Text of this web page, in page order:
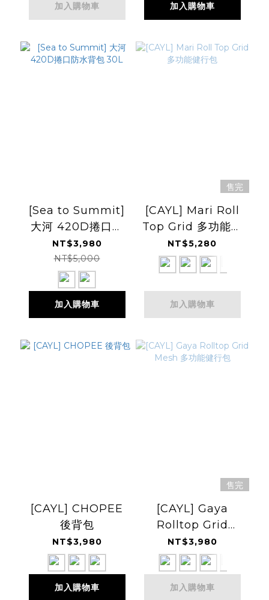
加入購物車 加入購物車
[Sea to Summit]
大河 420D捲口防
水背包 30L
NT$3,980
NT$5,000
加入購物車
售完
[CAYL] Mari Roll
Top Grid 多功能健
行包
NT$5,280
加入購物車
[CAYL] CHOPEE
後背包
NT$3,980
加入購物車
售完
[CAYL] Gaya
Rolltop Grid
Mesh 多功能健行包
NT$3,980
加入購物車